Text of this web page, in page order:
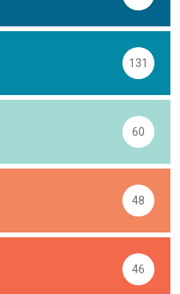
131
60
48
46